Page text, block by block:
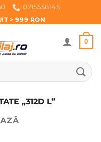
0215556145
> 999 RON
0
„312D L”